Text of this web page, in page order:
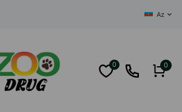
Az
0 0